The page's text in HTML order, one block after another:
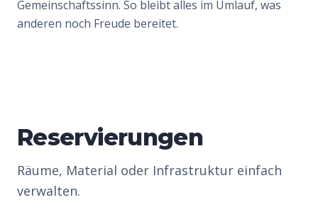
Gemeinschaftssinn. So bleibt alles im Umlauf, was
anderen noch Freude bereitet.
Reservierungen
Räume, Material oder Infrastruktur einfach
verwalten.